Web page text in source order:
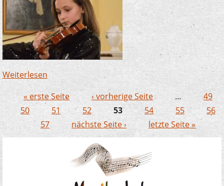
Weiterlesen über Festliches Kammerkonzert zum Beitritt
Finnentrops
Seiten
« erste Seite ‹ vorherige Seite …
49
50
51 52 53 54 55
56
57
nächste Seite › letzte Seite »